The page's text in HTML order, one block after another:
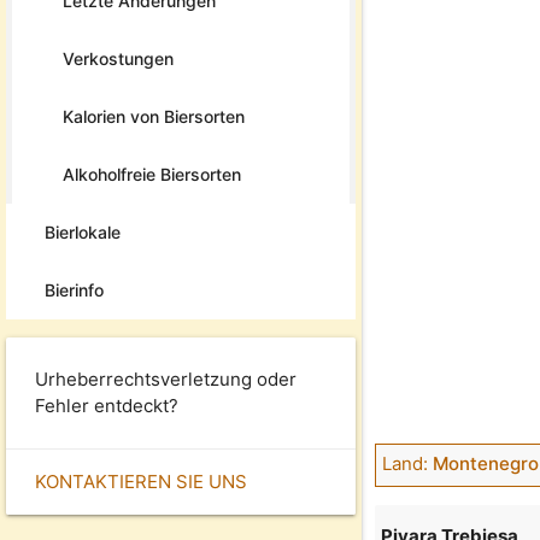
Verkostungen
Kalorien von Biersorten
Alkoholfreie Biersorten
Bierlokale
Bierinfo
Urheberrechtsverletzung oder
Fehler entdeckt?
KONTAKTIEREN SIE UNS
Land:
Pivara Trebjesa